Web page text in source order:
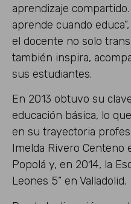
aprendizaje
aprende cuando
el docente no solo
también inspira,
sus estudiantes.
En 2013 obtuvo su
educación básica, lo
en su trayectoria
Imelda Rivero Centeno
Popolá y, en 2014, la
Leones 5” en Valladolid.